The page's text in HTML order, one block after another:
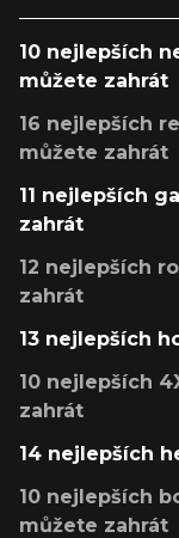
10 nejlepších
můžete zahrát
16 nejlepších
můžete zahrát
11 nejlepších
zahrát
12 nejlepších
zahrát
13 nejlepších
10 nejlepších
zahrát
14 nejlepších
10 nejlepších
můžete zahrát